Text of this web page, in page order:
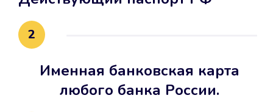
2
Именная банковская карта
любого банка России.